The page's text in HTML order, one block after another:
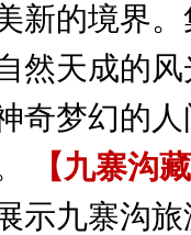
新的境界
然天成的
奇梦幻的
【九寨沟
示九寨沟